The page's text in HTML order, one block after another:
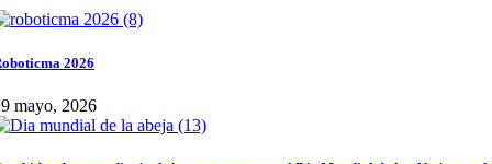
2026
mayo, 2026